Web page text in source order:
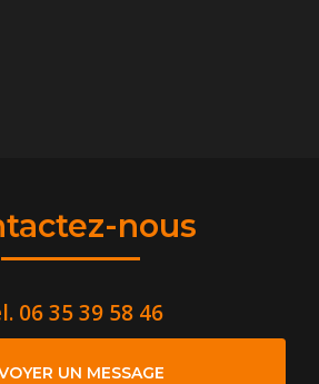
nous
06 35 39 58 46
UN MESSAGE